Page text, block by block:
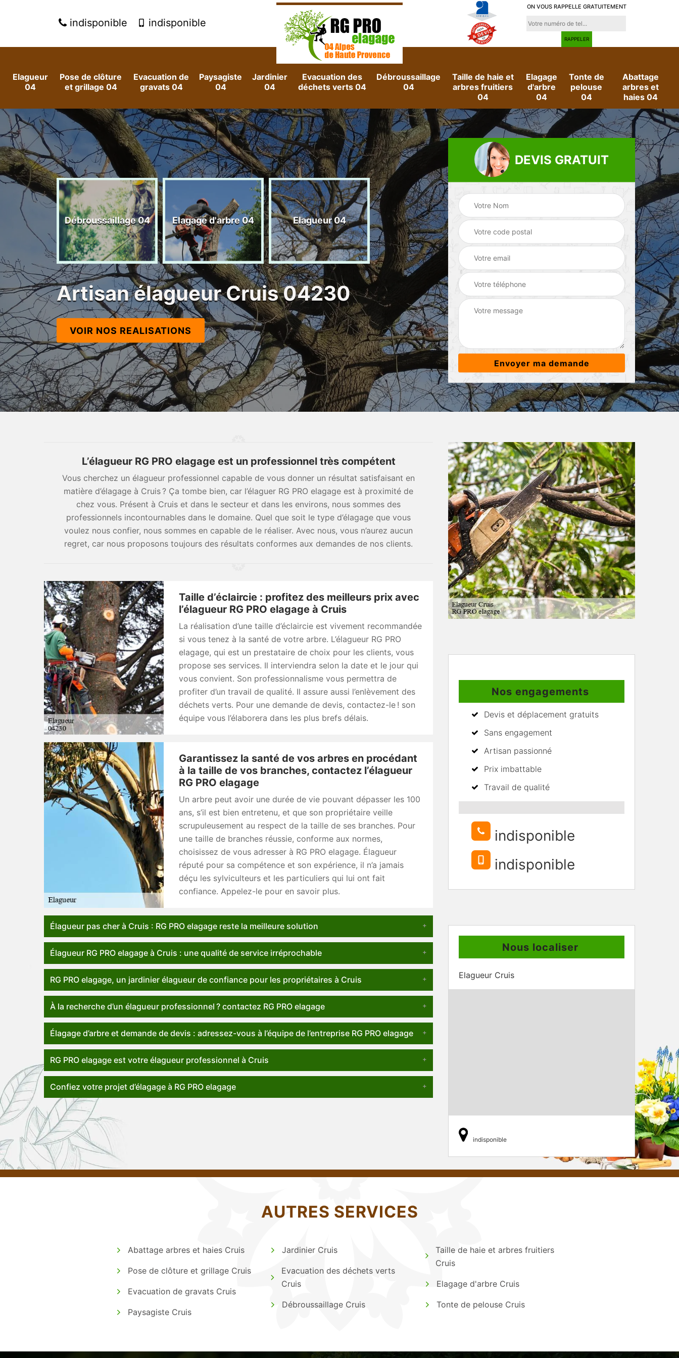
indisponible indisponible
ON VOUS RAPPELLE GRATUITEMENT
Elagueur
04
Pose de clôture
et grillage 04
Evacuation de
gravats 04
Paysagiste
04
Jardinier
04
Evacuation des
déchets verts 04
Débroussaillage
04
Taille de haie et
arbres fruitiers
04
Elagage
d'arbre
04
Tonte de
pelouse
04
Abattage
arbres et
haies 04
et
Débroussaillage 04 Elagage d'arbre 04 Elagueur 04
Evacuation de
gravats 04
Evacuation des
Jardinier 04
Artisan élagueur Cruis 04230
VOIR NOS REALISATIONS
DEVIS GRATUIT
L’élagueur RG PRO elagage est un professionnel très compétent
Vous cherchez un élagueur professionnel capable de vous donner un résultat satisfaisant en
matière d’élagage à Cruis ? Ça tombe bien, car l’élaguer RG PRO elagage est à proximité de
chez vous. Présent à Cruis et dans le secteur et dans les environs, nous sommes des
professionnels incontournables dans le domaine. Quel que soit le type d’élagage que vous
voulez nous confier, nous sommes en capable de le réaliser. Avec nous, vous n’aurez aucun
regret, car nous proposons toujours des résultats conformes aux demandes de nos clients.
Taille d’éclaircie : profitez des meilleurs prix avec
l’élagueur RG PRO elagage à Cruis
La réalisation d’une taille d’éclaircie est vivement recommandée
si vous tenez à la santé de votre arbre. L’élagueur RG PRO
elagage, qui est un prestataire de choix pour les clients, vous
propose ses services. Il interviendra selon la date et le jour qui
vous convient. Son professionnalisme vous permettra de
profiter d’un travail de qualité. Il assure aussi l’enlèvement des
déchets verts. Pour une demande de devis, contactez-le ! son
équipe vous l’élaborera dans les plus brefs délais.
Garantissez la santé de vos arbres en procédant
à la taille de vos branches, contactez l’élagueur
RG PRO elagage
Un arbre peut avoir une durée de vie pouvant dépasser les 100
ans, s’il est bien entretenu, et que son propriétaire veille
scrupuleusement au respect de la taille de ses branches. Pour
une taille de branches réussie, conforme aux normes,
choisissez de vous adresser à RG PRO elagage. Élagueur
réputé pour sa compétence et son expérience, il n’a jamais
déçu les sylviculteurs et les particuliers qui lui ont fait
confiance. Appelez-le pour en savoir plus.
Élagueur pas cher à Cruis : RG PRO elagage reste la meilleure solution
Élagueur RG PRO elagage à Cruis : une qualité de service irréprochable
RG PRO elagage, un jardinier élagueur de confiance pour les propriétaires à Cruis
À la recherche d’un élagueur professionnel ? contactez RG PRO elagage
Élagage d’arbre et demande de devis : adressez-vous à l’équipe de l’entreprise RG PRO elagage
RG PRO elagage est votre élagueur professionnel à Cruis
Confiez votre projet d’élagage à RG PRO elagage
Nos engagements
Devis et déplacement gratuits
Sans engagement
Artisan passionné
Prix imbattable
Travail de qualité
indisponible
indisponible
Nous localiser
Elagueur Cruis
indisponible
AUTRES SERVICES
Abattage arbres et haies Cruis
Pose de clôture et grillage Cruis
Evacuation de gravats Cruis
Paysagiste Cruis
Jardinier Cruis
Evacuation des déchets verts
Cruis
Débroussaillage Cruis
Taille de haie et arbres fruitiers
Cruis
Elagage d'arbre Cruis
Tonte de pelouse Cruis